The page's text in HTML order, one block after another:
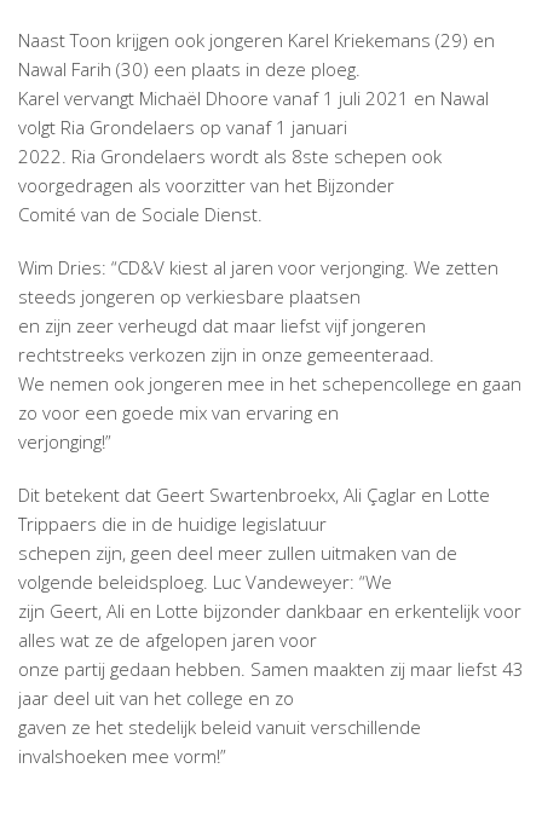
Naast Toon krijgen ook jongeren Karel Kriekemans (29) en
Nawal Farih (30) een plaats in deze ploeg.
Karel vervangt Michaël Dhoore vanaf 1 juli 2021 en Nawal
volgt Ria Grondelaers op vanaf 1 januari
2022. Ria Grondelaers wordt als 8ste schepen ook
voorgedragen als voorzitter van het Bijzonder
Comité van de Sociale Dienst.
Wim Dries: “CD&V kiest al jaren voor verjonging. We zetten
steeds jongeren op verkiesbare plaatsen
en zijn zeer verheugd dat maar liefst vijf jongeren
rechtstreeks verkozen zijn in onze gemeenteraad.
We nemen ook jongeren mee in het schepencollege en gaan
zo voor een goede mix van ervaring en
verjonging!”
Dit betekent dat Geert Swartenbroekx, Ali Çaglar en Lotte
Trippaers die in de huidige legislatuur
schepen zijn, geen deel meer zullen uitmaken van de
volgende beleidsploeg. Luc Vandeweyer: “We
zijn Geert, Ali en Lotte bijzonder dankbaar en erkentelijk voor
alles wat ze de afgelopen jaren voor
onze partij gedaan hebben. Samen maakten zij maar liefst 43
jaar deel uit van het college en zo
gaven ze het stedelijk beleid vanuit verschillende
invalshoeken mee vorm!”